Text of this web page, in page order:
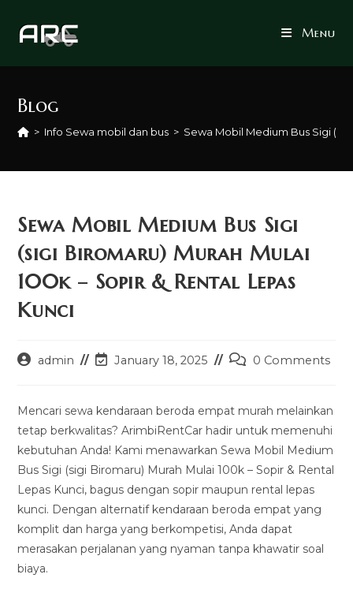
Menu
Blog
> Info Sewa mobil dan bus > Sewa Mobil Medium Bus Sigi
Sewa Mobil Medium Bus Sigi
(sigi Biromaru) Murah Mulai
100k – Sopir & Rental Lepas
Kunci
Postadmin
PostJanuary 18, 2025
Post0 Comments
Mencari sewa kendaraan beroda empat murah melainkan
tetap berkwalitas? ArimbiRentCar hadir untuk memenuhi
kebutuhan Anda! Kami menawarkan Sewa Mobil Medium
Bus Sigi (sigi Biromaru) Murah Mulai 100k – Sopir & Rental
Lepas Kunci, bagus dengan sopir maupun rental lepas
kunci. Dengan alternatif kendaraan beroda empat yang
komplit dan harga yang berkompetisi, Anda dapat
merasakan perjalanan yang nyaman tanpa khawatir soal
biaya.